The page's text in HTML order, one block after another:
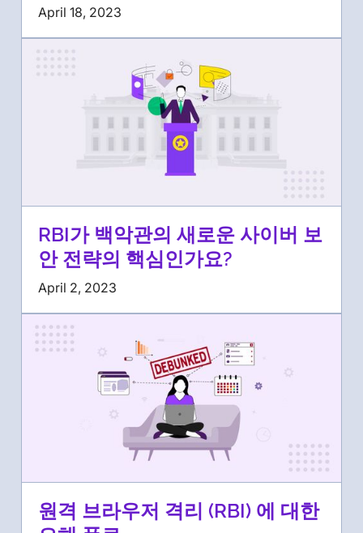
April 18, 2023
RBI가 백악관의 새로운 사이버 보
안 전략의 핵심인가요?
April 2, 2023
원격 브라우저 격리 (RBI) 에 대한